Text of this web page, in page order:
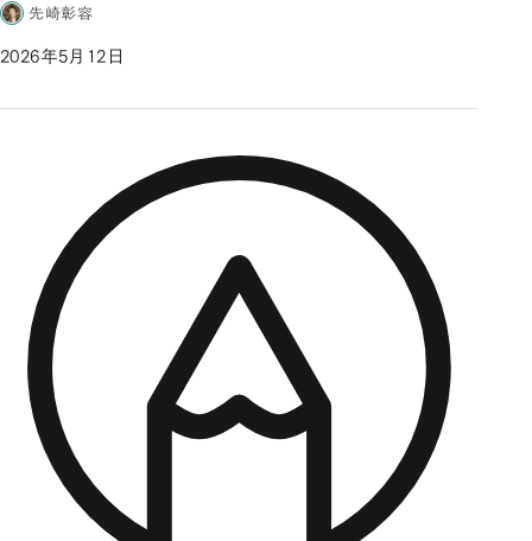
先崎彰容
2026年5月12日